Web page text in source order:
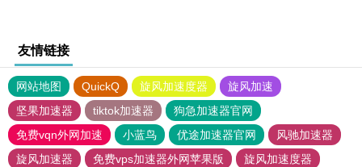
友情链接
网站地图 QuickQ 旋风加速度器
旋风加速
坚果加速器
tiktok加速器
狗急加速器官网
免费vqn外网加速
小蓝鸟 优途加速器官网
风驰加速器
旋风加速器
免费vps加速器外网苹果版
旋风加速度器